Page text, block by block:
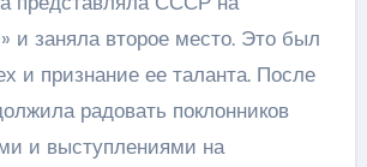
и заняла второе место. Это был
и признание ее таланта. После
радовать поклонников
и выступлениями на